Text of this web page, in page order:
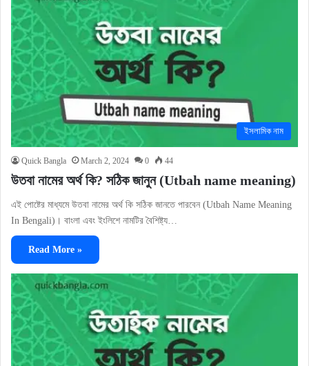
ইসলামিক নাম
Quick Bangla March 2, 2024 0 44
উতবা নামের অর্থ কি? সঠিক জানুন (Utbah name meaning)
এই পোষ্টের মাধ্যমে উতবা নামের অর্থ কি সঠিক জানতে পারবেন (Utbah Name Meaning
In Bengali)। বাংলা এবং ইংলিশে নামটির বৈশিষ্ট্য…
Read More »